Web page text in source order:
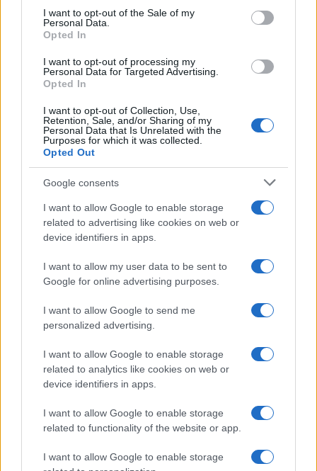
services and may gather and store information including but
not limited to your visit or usage behaviour. You may click to
grant or deny consent to Google and its third-party tags to
consent section.
I want to opt-out of the Sale of my
Personal Data.
Opted In
I want to opt-out of processing my
Personal Data for Targeted Advertising.
Opted In
I want to opt-out of Collection, Use,
Retention, Sale, and/or Sharing of my
Personal Data that Is Unrelated with the
Purposes for which it was collected.
Opted Out
Google consents
I want to allow Google to enable storage
related to advertising like cookies on web or
device identifiers in apps.
I want to allow my user data to be sent to
Google for online advertising purposes.
I want to allow Google to send me
personalized advertising.
I want to allow Google to enable storage
related to analytics like cookies on web or
device identifiers in apps.
I want to allow Google to enable storage
related to functionality of the website or app.
I want to allow Google to enable storage
Investieren24
UK
Lgbtq News
Olanda